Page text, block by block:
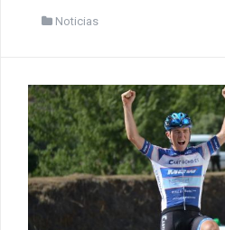
Noticias